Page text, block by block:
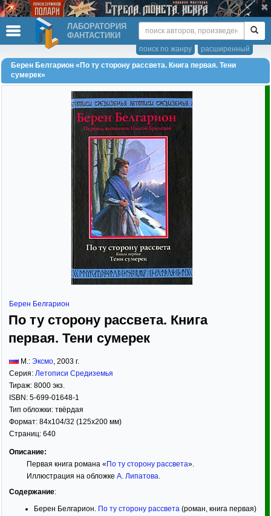
ЛАБОРАТОРИЯ
ФАНТАСТИКИ
расширенный
поиск по жанру
Берен Белгарион «По ту сторону рассвета. Книга первая. Тени
сумерек»
Берен Белгарион
По ту сторону рассвета. Книга
первая. Тени сумерек
М.: Эксмо, 2003 г.
Серия: Летописи Средиземья
Тираж: 8000 экз.
ISBN: 5-699-01648-1
Тип обложки: твёрдая
Формат: 84x104/32 (125x200 мм)
Страниц: 640
Описание:
Первая книга романа « По ту сторону рассвета».
Иллюстрация на обложке А. Липатова.
Содержание:
Берен Белгарион. По ту сторону рассвета (роман, книга первая)